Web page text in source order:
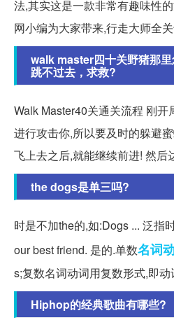
法,其实这是一款非常有趣味性
网小编为大家带来,行走大师全关
walk master四十关野猪那里
跳不过去，求救?
Walk Master40关通关流程 刚
进行攻击你,所以要及时的躲避
飞上去之后,就能继续前进! 然后
the dogs是单三吗?
时是不加the的,如:Dogs ... 泛指
our best friend. 是的.单数名词
s;复数名词动词用复数形式,即动
Hiphop的经典歌曲有哪些?